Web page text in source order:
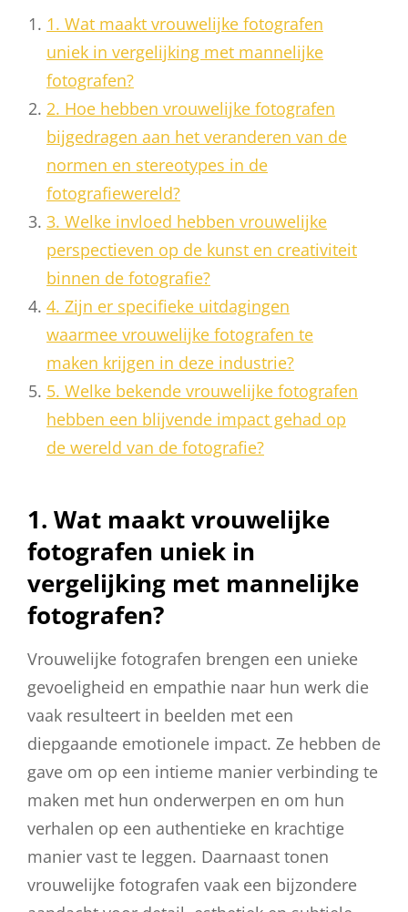
1. Wat maakt vrouwelijke fotografen
uniek in vergelijking met mannelijke
fotografen?
2. Hoe hebben vrouwelijke fotografen
bijgedragen aan het veranderen van de
normen en stereotypes in de
fotografiewereld?
3. Welke invloed hebben vrouwelijke
perspectieven op de kunst en creativiteit
binnen de fotografie?
4. Zijn er specifieke uitdagingen
waarmee vrouwelijke fotografen te
maken krijgen in deze industrie?
5. Welke bekende vrouwelijke fotografen
hebben een blijvende impact gehad op
de wereld van de fotografie?
1. Wat maakt vrouwelijke
fotografen uniek in
vergelijking met mannelijke
fotografen?
Vrouwelijke fotografen brengen een unieke
gevoeligheid en empathie naar hun werk die
vaak resulteert in beelden met een
diepgaande emotionele impact. Ze hebben de
gave om op een intieme manier verbinding te
maken met hun onderwerpen en om hun
verhalen op een authentieke en krachtige
manier vast te leggen. Daarnaast tonen
vrouwelijke fotografen vaak een bijzondere